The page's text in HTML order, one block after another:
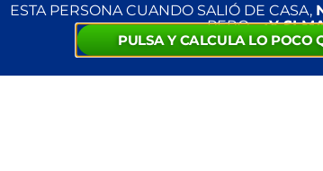
ESTA PERSONA CUANDO SALIÓ DE CASA,
PERO…¿Y SI
PULSA Y CALCULA LO POCO